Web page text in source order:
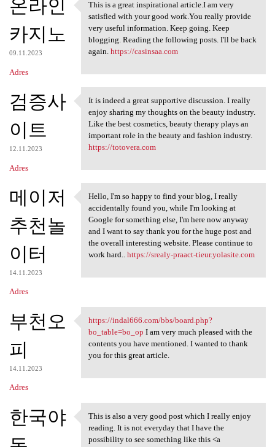
온라인
카지노
09.11.2023
Adres
This is a great inspirational
This is a great inspirational article.I am very
satisfied with your good work.You really provide
very useful information. Keep going. Keep
blogging. Reading the following posts. I'll be back
again. https://casinsaa.com
검증사
이트
12.11.2023
Adres
It is indeed a great
It is indeed a great supportive discussion. I really
enjoy sharing my thoughts on the beauty industry.
Like the best cosmetics, beauty therapy plays an
important role in the beauty and fashion industry.
https://totovera.com
메이저
추천놀
이터
14.11.2023
Adres
Hello, I'm so happy to find
Hello, I'm so happy to find your blog, I really
accidentally found you, while I'm looking at
Google for something else, I'm here now anyway
and I want to say thank you for the huge post and
the overall interesting website. Please continue to
work hard.. https://srealy-praact-tieur.yolasite.com
부천오
피
14.11.2023
Adres
https://indal666.com/bbs
https://indal666.com/bbs/board.php?
bo_table=bo_op I am very much pleased with the
contents you have mentioned. I wanted to thank
you for this great article.
한국야
This is also a very good post
This is also a very good post which I really enjoy
reading. It is not everyday that I have the
possibility to see something like this <a